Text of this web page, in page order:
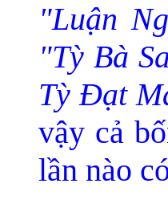
"Luận
"Tỳ Bà
Tỳ Ðạt
vậy cả
lần nào